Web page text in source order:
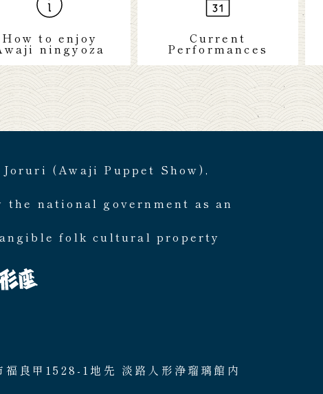
How to enjoy
ningyoza
Current
Performances
(Awaji Puppet Show),
the national government as an
folk cultural property
福良甲1528-1地先 淡路人形浄瑠璃館内